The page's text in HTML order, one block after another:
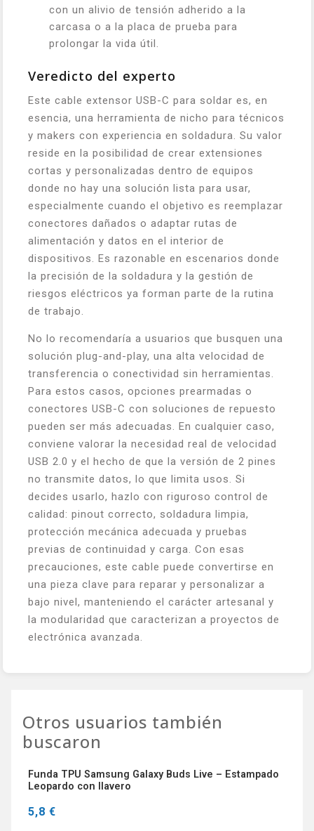
con un alivio de tensión adherido a la
carcasa o a la placa de prueba para
prolongar la vida útil.
Veredicto del experto
Este cable extensor USB-C para soldar es, en
esencia, una herramienta de nicho para técnicos
y makers con experiencia en soldadura. Su valor
reside en la posibilidad de crear extensiones
cortas y personalizadas dentro de equipos
donde no hay una solución lista para usar,
especialmente cuando el objetivo es reemplazar
conectores dañados o adaptar rutas de
alimentación y datos en el interior de
dispositivos. Es razonable en escenarios donde
la precisión de la soldadura y la gestión de
riesgos eléctricos ya forman parte de la rutina
de trabajo.
No lo recomendaría a usuarios que busquen una
solución plug-and-play, una alta velocidad de
transferencia o conectividad sin herramientas.
Para estos casos, opciones prearmadas o
conectores USB-C con soluciones de repuesto
pueden ser más adecuadas. En cualquier caso,
conviene valorar la necesidad real de velocidad
USB 2.0 y el hecho de que la versión de 2 pines
no transmite datos, lo que limita usos. Si
decides usarlo, hazlo con riguroso control de
calidad: pinout correcto, soldadura limpia,
protección mecánica adecuada y pruebas
previas de continuidad y carga. Con esas
precauciones, este cable puede convertirse en
una pieza clave para reparar y personalizar a
bajo nivel, manteniendo el carácter artesanal y
la modularidad que caracterizan a proyectos de
electrónica avanzada.
Otros usuarios también
buscaron
Funda TPU Samsung Galaxy Buds Live – Estampado
Leopardo con llavero
5,8 €